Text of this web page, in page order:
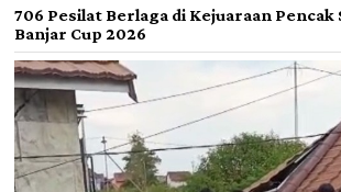
706 Pesilat Berlaga di Kejuaraan Pencak
Banjar Cup 2026